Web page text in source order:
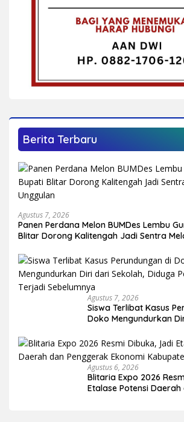
Berita Terbaru
Agustus 7, 2026
Panen Perdana Melon BUMDes Lembu
Blitar Dorong Kalitengah Jadi Sentra
Agustus 7, 2026
Siswa Terlibat Kasus
Doko Mengundurkan
Sebelumnya
Agustus 6, 2026
Blitaria Expo 2026
Etalase Potensi